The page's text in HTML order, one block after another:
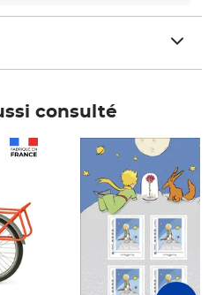
consulté
Prix 7,50€